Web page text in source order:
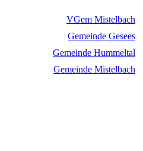
VGem Mistelbach
Gemeinde Gesees
Gemeinde Hummeltal
Gemeinde Mistelbach